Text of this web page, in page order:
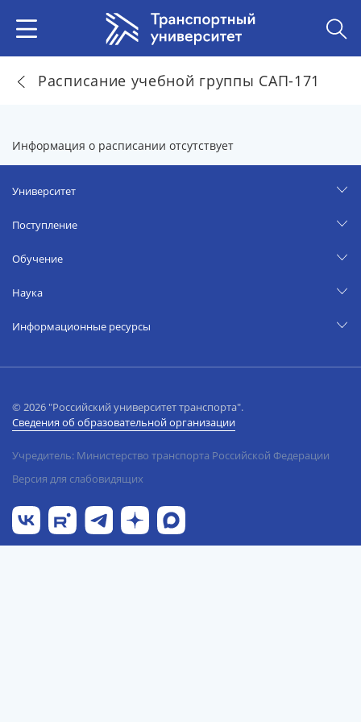
Расписание учебной группы САП-171
Информация о расписании отсутствует
Университет
Поступление
Обучение
Наука
Информационные ресурсы
© 2026 "Российский университет транспорта".
Сведения об образовательной организации
Учредитель: Министерство транспорта Российской Федерации
Версия для слабовидящих